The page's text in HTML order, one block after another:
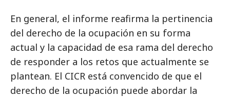
En general, el informe reafirma la pertinencia
del derecho de la ocupación en su forma
actual y la capacidad de esa rama del derecho
de responder a los retos que actualmente se
plantean. El CICR está convencido de que el
derecho de la ocupación puede abordar la